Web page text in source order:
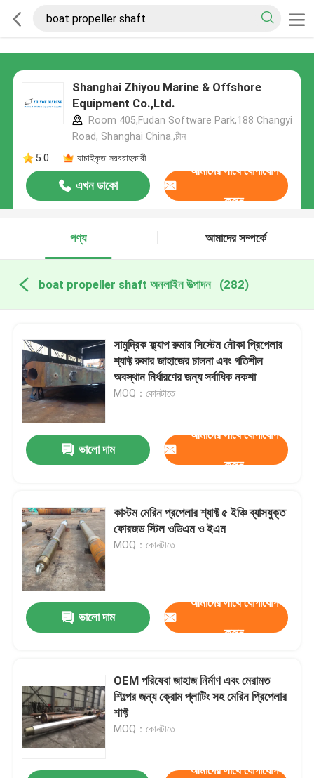
Shanghai Zhiyou Marine & Offshore
Equipment Co.,Ltd.
Room 405,Fudan Software Park,188 Changyi
Road, Shanghai China.,চীন
5.0
যাচাইকৃত সরবরাহকারী
এখন ডাকো
আমাদের সাথে যোগাযোগ
করুন
পণ্য আমাদের সম্পর্কে
boat propeller shaft অনলাইন উত্পাদন (282)
সামুদ্রিক ফ্ল্যাপ রুমার সিস্টেম নৌকা প্রিপেলার
শ্যাফ্ট রুমার জাহাজের চালনা এবং গতিশীল
অবস্থান নির্ধারণের জন্য সর্বাধিক নকশা
MOQ：কোনটাতে
ভালো দাম
আমাদের সাথে যোগাযোগ
করুন
কাস্টম মেরিন প্রপেলার শ্যাফ্ট ৫ ইঞ্চি ব্যাসযুক্ত
ফোরজড স্টিল ওডিএম ও ইএম
MOQ：কোনটাতে
ভালো দাম
আমাদের সাথে যোগাযোগ
করুন
OEM পরিষেবা জাহাজ নির্মাণ এবং মেরামত
শিল্পের জন্য ক্রোম প্লাটিং সহ মেরিন প্রিপেলার
শাফ্ট
MOQ：কোনটাতে
আমাদের সাথে যোগাযোগ